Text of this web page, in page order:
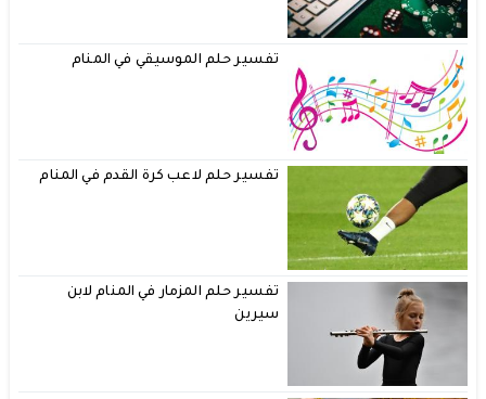
تفسير حلم الموسيقي في المنام
تفسير حلم لاعب كرة القدم في المنام
تفسير حلم المزمار في المنام لابن
سيرين